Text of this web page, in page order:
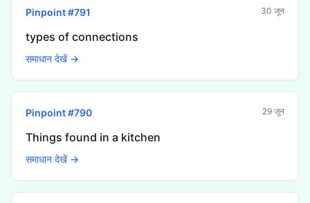
Pinpoint #791 30 जून
types of connections
समाधान देखें →
Pinpoint #790 29 जून
Things found in a kitchen
समाधान देखें →